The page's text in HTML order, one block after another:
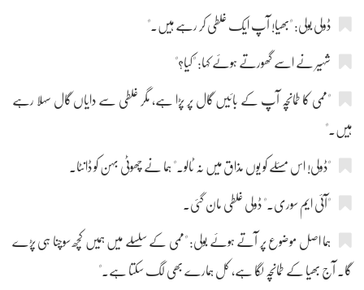
ڈولی بولی: "بھیا! آپ ایک غلطی کر رہے ہیں۔"
شہیر نے اسے گھورتے ہوئے کہا: "کیا؟"
"ممی کا طمانچہ آپ کے بائیں گال پر پڑا ہے، مگر غلطی سے دایاں گال سہلا رہے
ہیں۔"
"ڈولی! اس مسئلے کو یوں مذاق میں نہ ٹالو۔" ہما نے چھوٹی بہن کو ڈانٹا۔
"آئی ایم سوری۔" ڈولی غلطی مان گئی۔
ہما اصل موضوع پر آتے ہوئے بولی: "ممی کے سلسلے میں ہمیں کچھ سوچنا ہی پڑے
گا۔ آج بھیا کے طمانچہ لگا ہے، کل ہمارے بھی لگ سکتا ہے۔"